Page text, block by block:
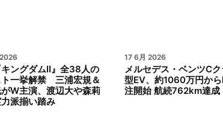
ングダムII』全38人の
ト一挙解禁 三浦宏規＆
W主演、渡辺大や森莉
派揃い踏み
17 6月 2026
メルセデス・ベンツC
型EV、約1060万円か
注開始 航続762km達成